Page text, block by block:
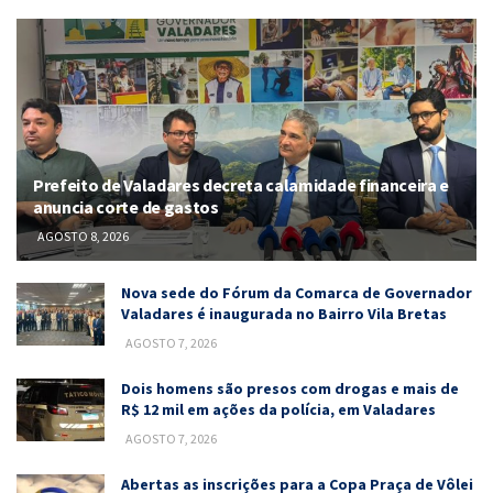
Prefeito de Valadares decreta calamidade financeira e
anuncia corte de gastos
AGOSTO 8, 2026
Nova sede do Fórum da Comarca de Governador
Valadares é inaugurada no Bairro Vila Bretas
AGOSTO 7, 2026
Dois homens são presos com drogas e mais de
R$ 12 mil em ações da polícia, em Valadares
AGOSTO 7, 2026
Abertas as inscrições para a Copa Praça de Vôlei